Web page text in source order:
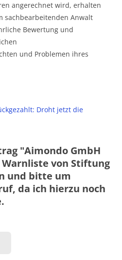
angerechnet wird, erhalten
sachbearbeitenden Anwalt
Bewertung und
und Problemen ihres
Droht jetzt die
"Aimondo GmbH
von Stiftung
und bitte um
da ich hierzu noch